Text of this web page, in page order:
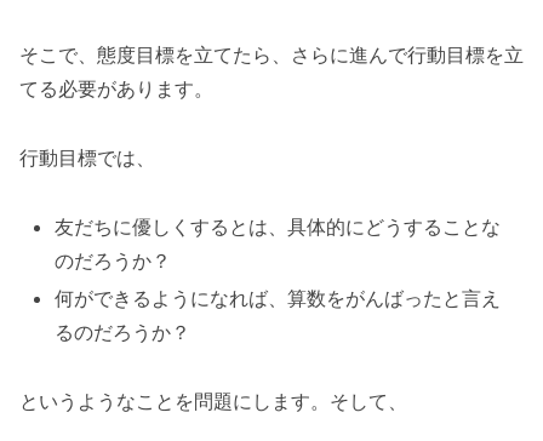
そこで、態度目標を立てたら、さらに進んで行動目標を立
てる必要があります。
行動目標では、
友だちに優しくするとは、具体的にどうすることな
のだろうか？
何ができるようになれば、算数をがんばったと言え
るのだろうか？
というようなことを問題にします。そして、